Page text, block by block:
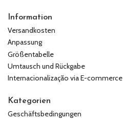
Information
Versandkosten
Anpassung
Größentabelle
Umtausch und Rückgabe
Internacionalização via E-commerce
Kategorien
Geschäftsbedingungen